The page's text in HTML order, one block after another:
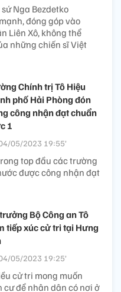
Nga Bezdetko
đóng góp vào
Liên Xô, không thể
những chiến sĩ Việt
Chính trị Tô Hiệu
phố Hải Phòng đón
công nhận đạt chuẩn
1
05/2023 19:55’
top đầu các trường
được công nhận đạt
Bộ Công an Tô
tiếp xúc cử tri tại Hưng
05/2023 19:25’
cử tri mong muốn
cư để nhân dân có nơi ở